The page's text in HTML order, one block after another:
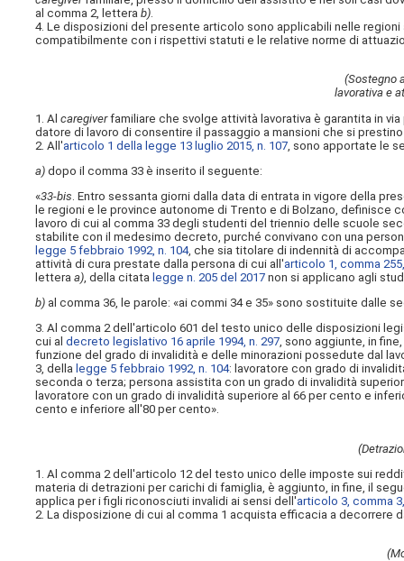
al comma 2, letterab).
4. Le disposizioni del presente articolo sono applicabili nelle
compatibilmente con i rispettivi statuti e le relative norme di
(Sostegno
lavorativa e
1. Alcaregiverfamiliare che svolge attività lavorativa è garantita in
datore dilavoro di consentire il passaggio a mansioni che si
2. All'articolo 1 della legge 13 luglio 2015, n. 107 , sono apportate le
a) dopo il comma 33 è inserito il seguente:
«33-bis . Entro sessanta giorni dalla data di entrata in vigore della
le regioni e le province autonome di Trento e di Bolzano,
lavoro di cui al comma 33 degli studenti del triennio delle scuole
stabilite con il medesimo decreto, purché convivano con una
legge 5 febbraio 1992, n. 104, che sia titolare di indennità di
attività di cura prestate dalla persona di cui all'articolo 1, comma
letteraa) , della citata legge n. 205 del 2017 non si applicano agli
b) al comma 36, le parole: «ai commi 34 e 35» sono sostituite dalle
3. Al comma 2 dell'articolo 601 del testo unico delle disposizioni
cui aldecreto legislativo 16 aprile 1994, n. 297, sono aggiunte, in
funzione del grado di invalidità e delle minorazioni possedute dal
3, della legge 5 febbraio 1992, n. 104: lavoratore con grado di
seconda o terza; persona assistita con un grado di invalidità
lavoratore con un grado di invalidità superiore al 66 per cento e
cento e inferiore all'80 per cento».
1. Al comma 2 dell'articolo 12 del testo unico delle imposte sui
materia di detrazioni per carichi di famiglia, è aggiunto, in fine, il
applica per i figli riconosciuti invalidi ai sensi dell'articolo 3, comma
2. La disposizione di cui al comma 1 acquista efficacia a decorrere